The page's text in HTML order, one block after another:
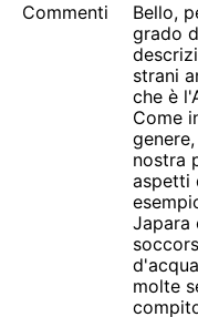
Commenti
Bello,
grado
strani
che è
Come
nostra
aspetti
Japara
molte